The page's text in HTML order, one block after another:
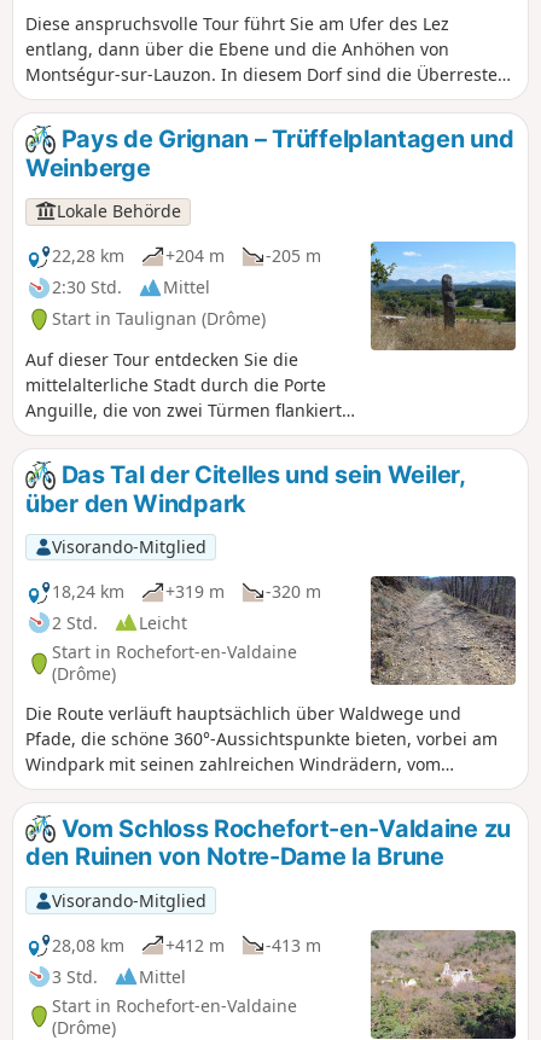
Diese anspruchsvolle Tour führt Sie am Ufer des Lez
entlang, dann über die Ebene und die Anhöhen von
Montségur-sur-Lauzon. In diesem Dorf sind die Überreste
der mittelalterlichen Burg und ihrer Umfriedung, genannt
Vieux Montségur, erhalten geblieben. Sie setzen Ihren Weg
auf schönen Pfaden bis zum Dorf Solérieux fort.
Anschließend geht es bergauf, und Sie erreichen einen
Punkt mit herrlichem Blick auf Clansayes und seine „Vierge
perchée“. Über wunderschöne Singletrails durchqueren Sie
einen Teil des Waldes von Rouvergue, um nach Chamaret
zu gelangen.
Pays de Grignan – Trüffelplantagen und
Weinberge
Lokale Behörde
22,28 km
+204 m
-205 m
2:30 Std.
Mittel
Start in Taulignan (Drôme)
Auf dieser Tour entdecken Sie die
mittelalterliche Stadt durch die Porte
Anguille, die von zwei Türmen flankiert
wird. Anschließend führt Sie der Weg zu
den Ausläufern von Taulignan, wo Sie
eine alte Römerstraße entdecken
können. Weiter entfernt liegt die
Domaine Bramarel im Herzen der
wichtigsten Trüffelanbauregion
Frankreichs. Sie gelangen auf den
Seidenstraßenweg, indem Sie an der
„Fabrique Brûlée“, einer ehemaligen
Schmiede, vorbeifahren. Die Route
endet auf dem Plateau des Blaches mit
seinen berühmten AOC-Weinbergen der
Côtes du Rhône.
Das Tal der Citelles und sein Weiler,
über den Windpark
Visorando-Mitglied
18,24 km
+319 m
-320 m
2 Std.
Leicht
Start in Rochefort-en-Valdaine
(Drôme)
Die Route verläuft hauptsächlich über Waldwege und
Pfade, die schöne 360°-Aussichtspunkte bieten, vorbei am
Windpark mit seinen zahlreichen Windrädern, vom
Rhonetal bis zum Mont Ventoux, sowie die Entdeckung des
hübschen kleinen Weilers Cîtelles und seines Tals.
Vom Schloss Rochefort-en-Valdaine zu
den Ruinen von Notre-Dame la Brune
Visorando-Mitglied
28,08 km
+412 m
-413 m
3 Std.
Mittel
Start in Rochefort-en-Valdaine
(Drôme)